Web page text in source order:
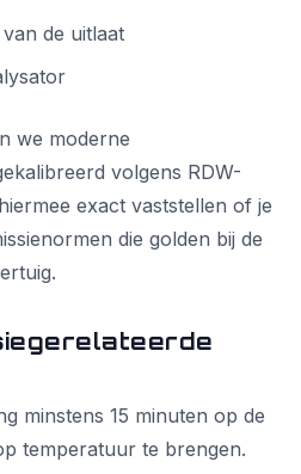
de uitlaat
we moderne
volgens RDW-
exact vaststellen of je
die golden bij de
minstens 15 minuten op de
temperatuur te brengen.